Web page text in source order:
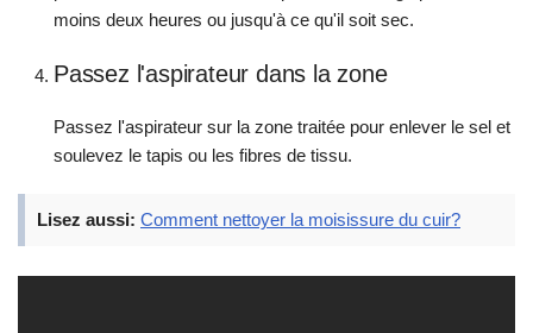
moins deux heures ou jusqu'à ce qu'il soit sec.
Passez l'aspirateur dans la zone
Passez l'aspirateur sur la zone traitée pour enlever le sel et
soulevez le tapis ou les fibres de tissu.
Lisez aussi: Comment nettoyer la moisissure du cuir?